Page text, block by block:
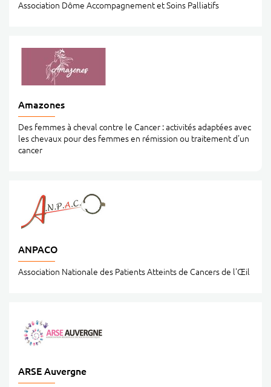
Association Dôme Accompagnement et Soins Palliatifs
Amazones
Des femmes à cheval contre le Cancer : activités adaptées avec
les chevaux pour des femmes en rémission ou traitement d'un
cancer
ANPACO
Association Nationale des Patients Atteints de Cancers de l'Œil
ARSE Auvergne